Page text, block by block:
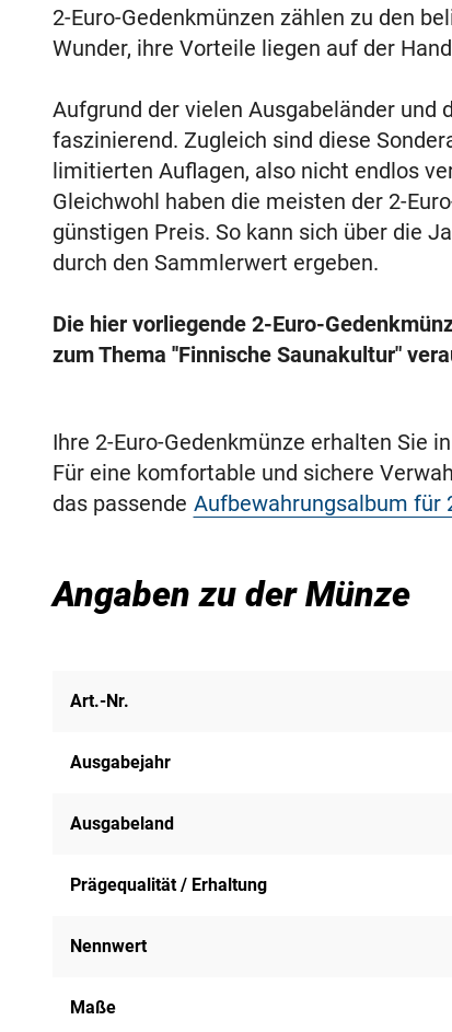
2-Euro-Gedenkmünzen zählen zu den
Wunder, ihre Vorteile liegen auf der
Aufgrund der vielen Ausgabeländer
faszinierend. Zugleich sind diese
limitierten Auflagen, also nicht endlos
Gleichwohl haben die meisten der 2-
günstigen Preis. So kann sich über die
durch den Sammlerwert ergeben.
Die hier vorliegende 2-Euro-
zum Thema ''Finnische Saunakultur"
Ihre 2-Euro-Gedenkmünze erhalten Sie
Für eine komfortable und sichere
das passende Aufbewahrungsalbum für
Angaben zu der Münze
Art.-Nr.
Ausgabejahr
Ausgabeland
Prägequalität / Erhaltung
Nennwert
Maße